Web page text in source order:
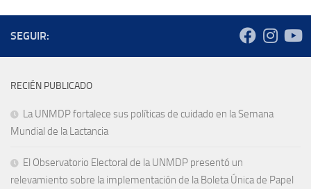
SEGUIR:
RECIÉN PUBLICADO
La UNMDP fortalece sus políticas de cuidado en la Semana
Mundial de la Lactancia
El Observatorio Electoral de la UNMDP presentó un
relevamiento sobre la implementación de la Boleta Única de Papel